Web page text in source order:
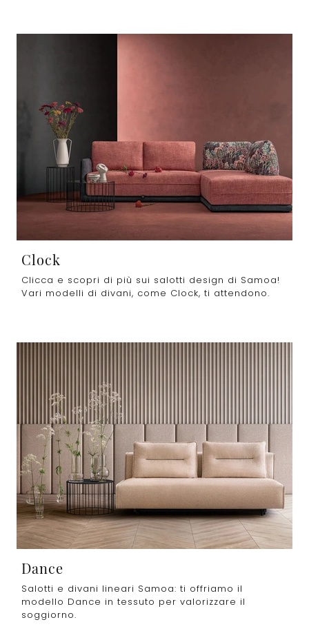
Clock
Clicca e scopri di più sui salotti design di Samoa!
Vari modelli di divani, come Clock, ti attendono.
Dance
Salotti e divani lineari Samoa: ti offriamo il
modello Dance in tessuto per valorizzare il
soggiorno.